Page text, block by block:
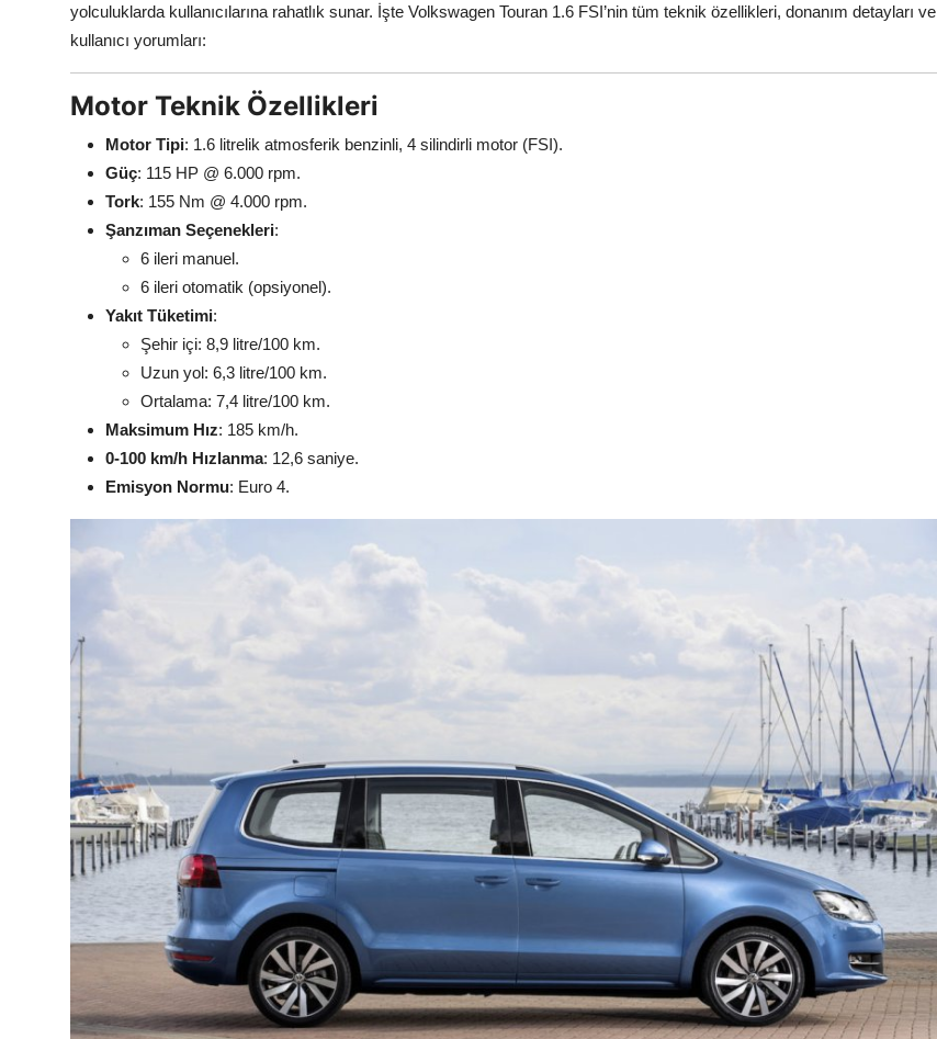
yolculuklarda kullanıcılarına rahatlık sunar. İşte Volkswagen Touran 1.6 FSI’nin tüm teknik özellikleri, donanım detayları ve
kullanıcı yorumları:
Motor Teknik Özellikleri
Motor Tipi: 1.6 litrelik atmosferik benzinli, 4 silindirli motor (FSI).
Güç: 115 HP @ 6.000 rpm.
Tork: 155 Nm @ 4.000 rpm.
Şanzıman Seçenekleri:
6 ileri manuel.
6 ileri otomatik (opsiyonel).
Yakıt Tüketimi:
Şehir içi: 8,9 litre/100 km.
Uzun yol: 6,3 litre/100 km.
Ortalama: 7,4 litre/100 km.
Maksimum Hız: 185 km/h.
0-100 km/h Hızlanma: 12,6 saniye.
Emisyon Normu: Euro 4.